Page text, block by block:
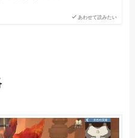
あわせて読みたい